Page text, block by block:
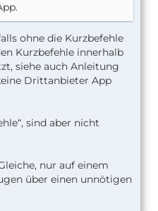
.
ohne die Kurzbefehle
Kurzbefehle innerhalb
siehe auch Anleitung
Drittanbieter App
sind aber nicht
nur auf einem
über einen unnötigen